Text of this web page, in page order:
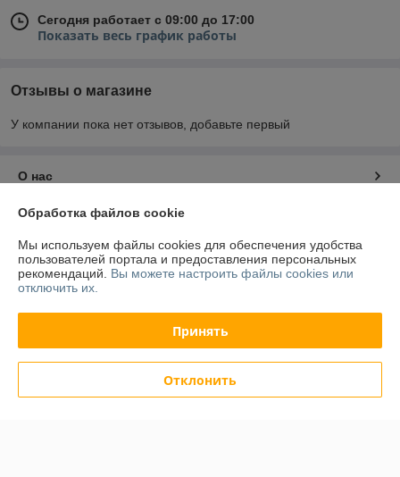
Сегодня работает с 09:00 до 17:00
Показать весь график работы
Отзывы о магазине
У компании пока нет отзывов, добавьте первый
О нас
Контакты
Доставка и оплата
Полная версия сайта
Политика обработки cookies
Обработка файлов cookie
Мы используем файлы cookies для обеспечения удобства
пользователей портала и предоставления персональных
рекомендаций. Вы можете настроить файлы cookies или
отключить их.
Принять
Отклонить